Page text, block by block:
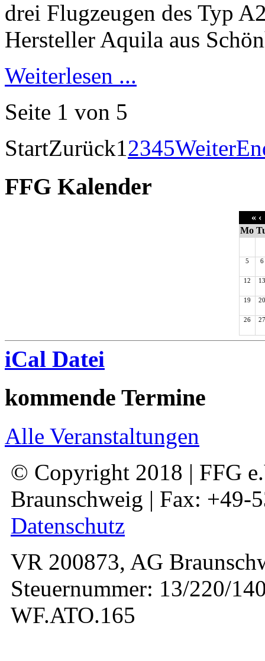
Weiterlesen ...
Seite 1 von 5
StartZurück12345Weiter
FFG Kalender
« ‹
Mo
5 6
12 13
19 20
26 27
iCal Datei
kommende Termine
Alle Veranstaltungen
© Copyright 2018 | FFG
Braunschweig | Fax: +49-
Datenschutz
VR 200873, AG
Steuernummer: 13/220/
WF.ATO.165